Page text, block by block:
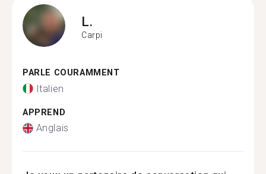
L.
Carpi
PARLE COURAMMENT
Italien
APPREND
Anglais